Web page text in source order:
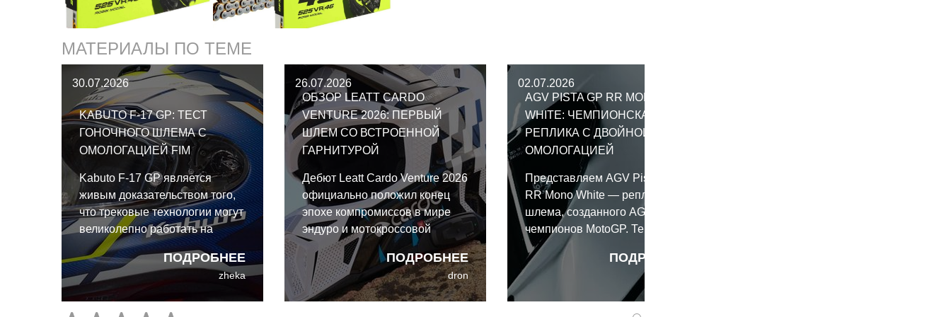
МАТЕРИАЛЫ ПО ТЕМЕ
30.07.2026
KABUTO F-17 GP: ТЕСТ
ГОНОЧНОГО ШЛЕМА С
ОМОЛОГАЦИЕЙ FIM
ПОДРОБНЕЕ
Kabuto F-17 GP является
живым доказательством того,
что трековые технологии могут
великолепно работать на
улице. И даже для такого
райдера выходного дня, как я,
преимущества Kabuto F-17 GP
абсолютно реальны и
неоспоримы.
zheka
26.07.2026
ОБЗОР LEATT CARDO
VENTURE 2026: ПЕРВЫЙ
ШЛЕМ СО ВСТРОЕННОЙ
ГАРНИТУРОЙ
ПОДРОБНЕЕ
Дебют Leatt Cardo Venture 2026
официально положил конец
эпохе компромиссов в мире
эндуро и мотокроссовой
экипировки. Рожденный в
коллаборации гигантов связи
Cardo и Leatt, представляет
собой первый в мире
dron
02.07.2026
AGV PISTA GP RR MONO
WHITE: ЧЕМПИОНСКАЯ
РЕПЛИКА С ДВОЙНОЙ
ОМОЛОГАЦИЕЙ
ПОДРОБНЕЕ
Представляем AGV Pista GP
RR Mono White — реплику
шлема, созданного AGV для
чемпионов MotoGP. Теперь
этот карбоновый мотошлем
полностью соответствует
новейшим и крайне жёстким
стандартам безопасности ECE